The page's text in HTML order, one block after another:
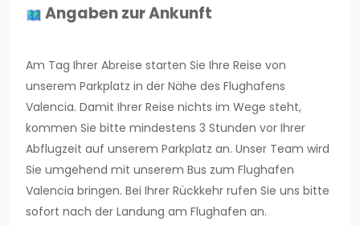
Angaben zur Ankunft
Am Tag Ihrer Abreise starten Sie Ihre Reise von
unserem Parkplatz in der Nähe des Flughafens
Valencia. Damit Ihrer Reise nichts im Wege steht,
kommen Sie bitte mindestens 3 Stunden vor Ihrer
Abflugzeit auf unserem Parkplatz an. Unser Team wird
Sie umgehend mit unserem Bus zum Flughafen
Valencia bringen. Bei Ihrer Rückkehr rufen Sie uns bitte
sofort nach der Landung am Flughafen an.